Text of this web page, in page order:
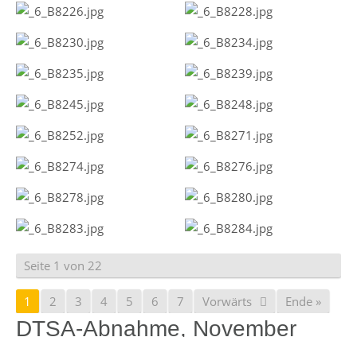
Seite 1 von 22
1 2 3 4 5 6 7 Vorwärts Ende »
DTSA-Abnahme, November